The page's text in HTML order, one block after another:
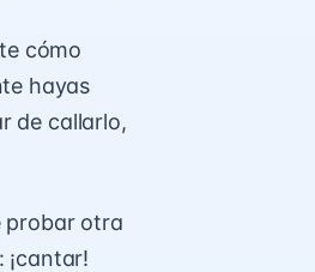
cómo
hayas
de callarlo,
probar otra